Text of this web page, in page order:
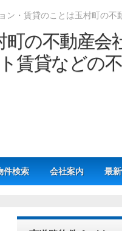
ン・賃貸のことは玉村町の
件検索 会社案内 最